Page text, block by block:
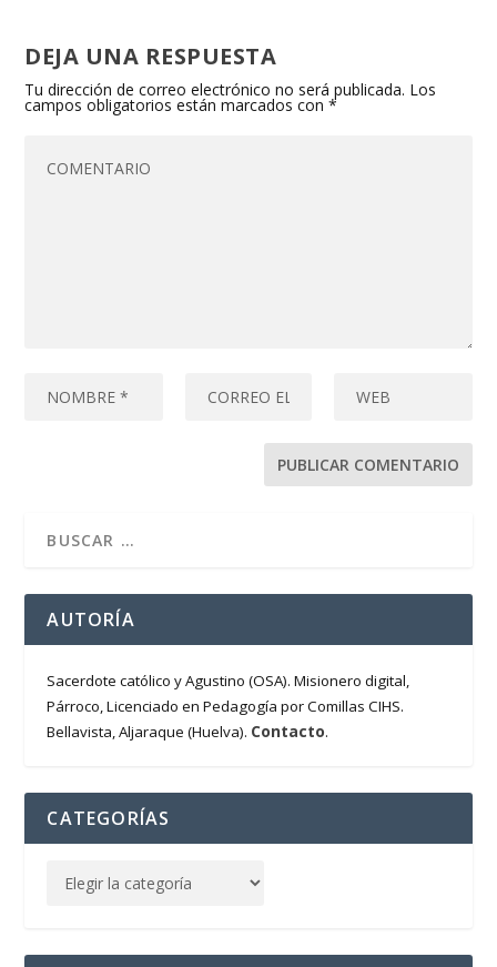
DEJA UNA RESPUESTA
Tu dirección de correo electrónico no será publicada. Los
campos obligatorios están marcados con*
AUTORÍA
Sacerdote católico y Agustino (OSA). Misionero digital,
Párroco, Licenciado en Pedagogía por Comillas CIHS.
Bellavista, Aljaraque (Huelva). Contacto.
CATEGORÍAS